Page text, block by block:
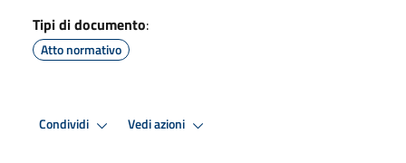
Tipi di documento:
Atto normativo
Condividi Vedi azioni